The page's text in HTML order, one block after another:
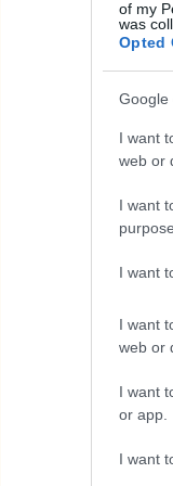
of my
was
Opted
Google
I want
web or
I want
I want
I want
web or
I want
or app.
I want
o alla
diversi.